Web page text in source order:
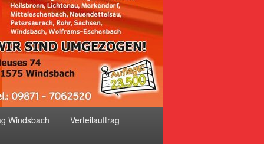
Windsbach Verteilauftrag